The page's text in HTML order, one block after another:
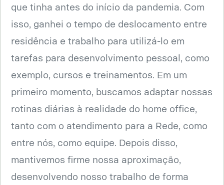
que tinha antes do início da pandemia. Com
isso, ganhei o tempo de deslocamento entre
residência e trabalho para utilizá-lo em
tarefas para desenvolvimento pessoal, como
exemplo, cursos e treinamentos. Em um
primeiro momento, buscamos adaptar nossas
rotinas diárias à realidade do home office,
tanto com o atendimento para a Rede, como
entre nós, como equipe. Depois disso,
mantivemos firme nossa aproximação,
desenvolvendo nosso trabalho de forma